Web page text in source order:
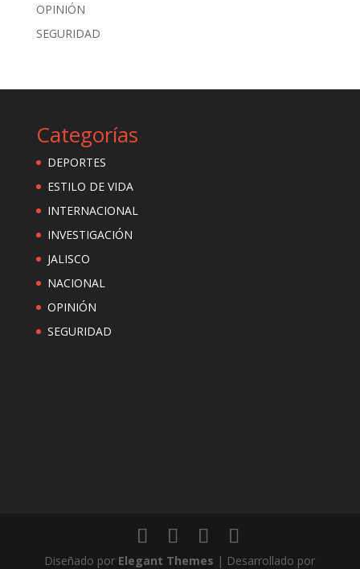
OPINIÓN
SEGURIDAD
Categorías
DEPORTES
ESTILO DE VIDA
INTERNACIONAL
INVESTIGACIÓN
JALISCO
NACIONAL
OPINIÓN
SEGURIDAD
Diseñado por Elegant Themes | Desarrollado por